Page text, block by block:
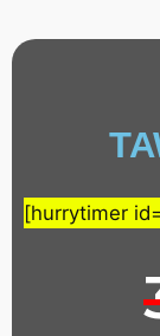
[hurrytimer